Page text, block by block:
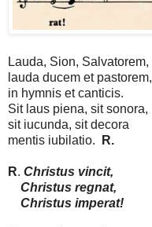
Lauda, Sion, Salvatorem,
lauda ducem et pastorem,
in hymnis et canticis.
Sit laus piena, sit sonora,
sit iucunda, sit decora
mentis iubilatio.
R.
R. Christus vincit,
Christus regnat,
Christus imperat!